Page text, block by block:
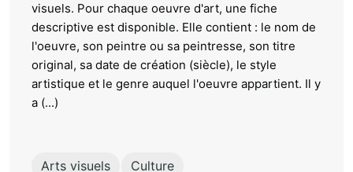
visuels. Pour chaque oeuvre d'art, une fiche
descriptive est disponible. Elle contient : le nom de
l'oeuvre, son peintre ou sa peintresse, son titre
original, sa date de création (siècle), le style
artistique et le genre auquel l'oeuvre appartient. Il y
a (...)
Arts visuels
Culture